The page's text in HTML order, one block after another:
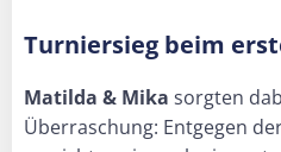
Turniersieg beim
Matilda & Mika sorgten
Überraschung: Entgegen